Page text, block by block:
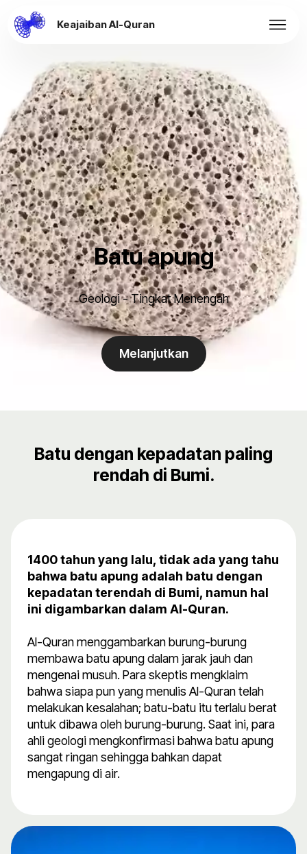
Keajaiban Al-Quran
Batu apung
Geologi - Tingkat Menengah
Melanjutkan
Batu dengan kepadatan paling
rendah di Bumi.
1400 tahun yang lalu, tidak ada yang tahu
bahwa batu apung adalah batu dengan
kepadatan terendah di Bumi, namun hal
ini digambarkan dalam Al-Quran.
Al-Quran menggambarkan burung-burung
membawa batu apung dalam jarak jauh dan
mengenai musuh. Para skeptis mengklaim
bahwa siapa pun yang menulis Al-Quran telah
melakukan kesalahan; batu-batu itu terlalu berat
untuk dibawa oleh burung-burung. Saat ini, para
ahli geologi mengkonfirmasi bahwa batu apung
sangat ringan sehingga bahkan dapat
mengapung di air.